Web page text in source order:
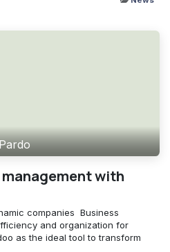
with
companies ​ Business
and organization for
as the ideal tool to transform